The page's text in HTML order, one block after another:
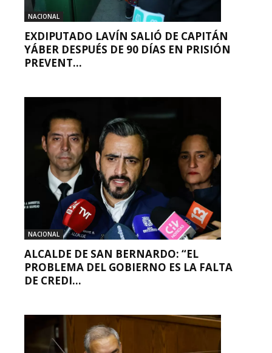
NACIONAL
EXDIPUTADO LAVÍN SALIÓ DE CAPITÁN
YÁBER DESPUÉS DE 90 DÍAS EN PRISIÓN
PREVENT...
NACIONAL
ALCALDE DE SAN BERNARDO: “EL
PROBLEMA DEL GOBIERNO ES LA FALTA
DE CREDI...